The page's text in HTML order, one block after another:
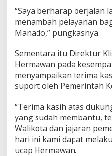
“Saya berharap berjalan
menambah pelayanan
Manado,” pungkasnya.
Sementara itu Direktur
Hermawan pada
menyampaikan terima
suport oleh Pemerintah
“Terima kasih atas
yang sudah membantu,
Walikota dan jajaran
hari ini kami dapat
ucap Hermawan.